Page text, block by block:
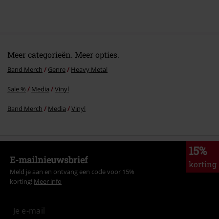
Meer categorieën. Meer opties.
Band Merch Genre Heavy Metal
Sale % Media Vinyl
Band Merch Media Vinyl
15%
korting
E-mailnieuwsbrief
Meld je aan en ontvang een code voor 15%
korting! Meer info